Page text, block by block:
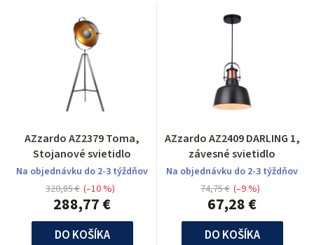
AZzardo AZ2379 Toma,
Stojanové svietidlo
Na objednávku do 2-3 týždňov
288,77 €
320,85 € (–10 %)
DO KOŠÍKA
AZzardo AZ2409 DARLING 1,
závesné svietidlo
Na objednávku do 2-3 týždňov
67,28 €
74,75 € (–9 %)
DO KOŠÍKA